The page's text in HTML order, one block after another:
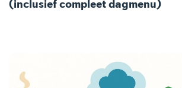
(inclusief compleet dagmenu)